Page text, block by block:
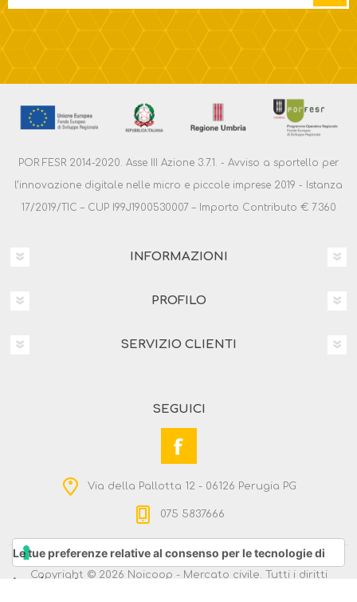
POR FESR 2014-2020. Asse III Azione 3.7.1. - Avviso a sportello per
l’innovazione digitale nelle micro e piccole imprese 2019 - Istanza
17/2019/TIC – CUP I99J1900530007 – Importo Contributo € 7.360
INFORMAZIONI
PROFILO
SERVIZIO CLIENTI
SEGUICI
Via della Pallotta 12 - 06126 Perugia PG
075 5837666
Copyright © 2026 Noicoop - Mercato civile. Tutti i diritti
Le tue preferenze relative al consenso per le tecnologie di
tracciamento